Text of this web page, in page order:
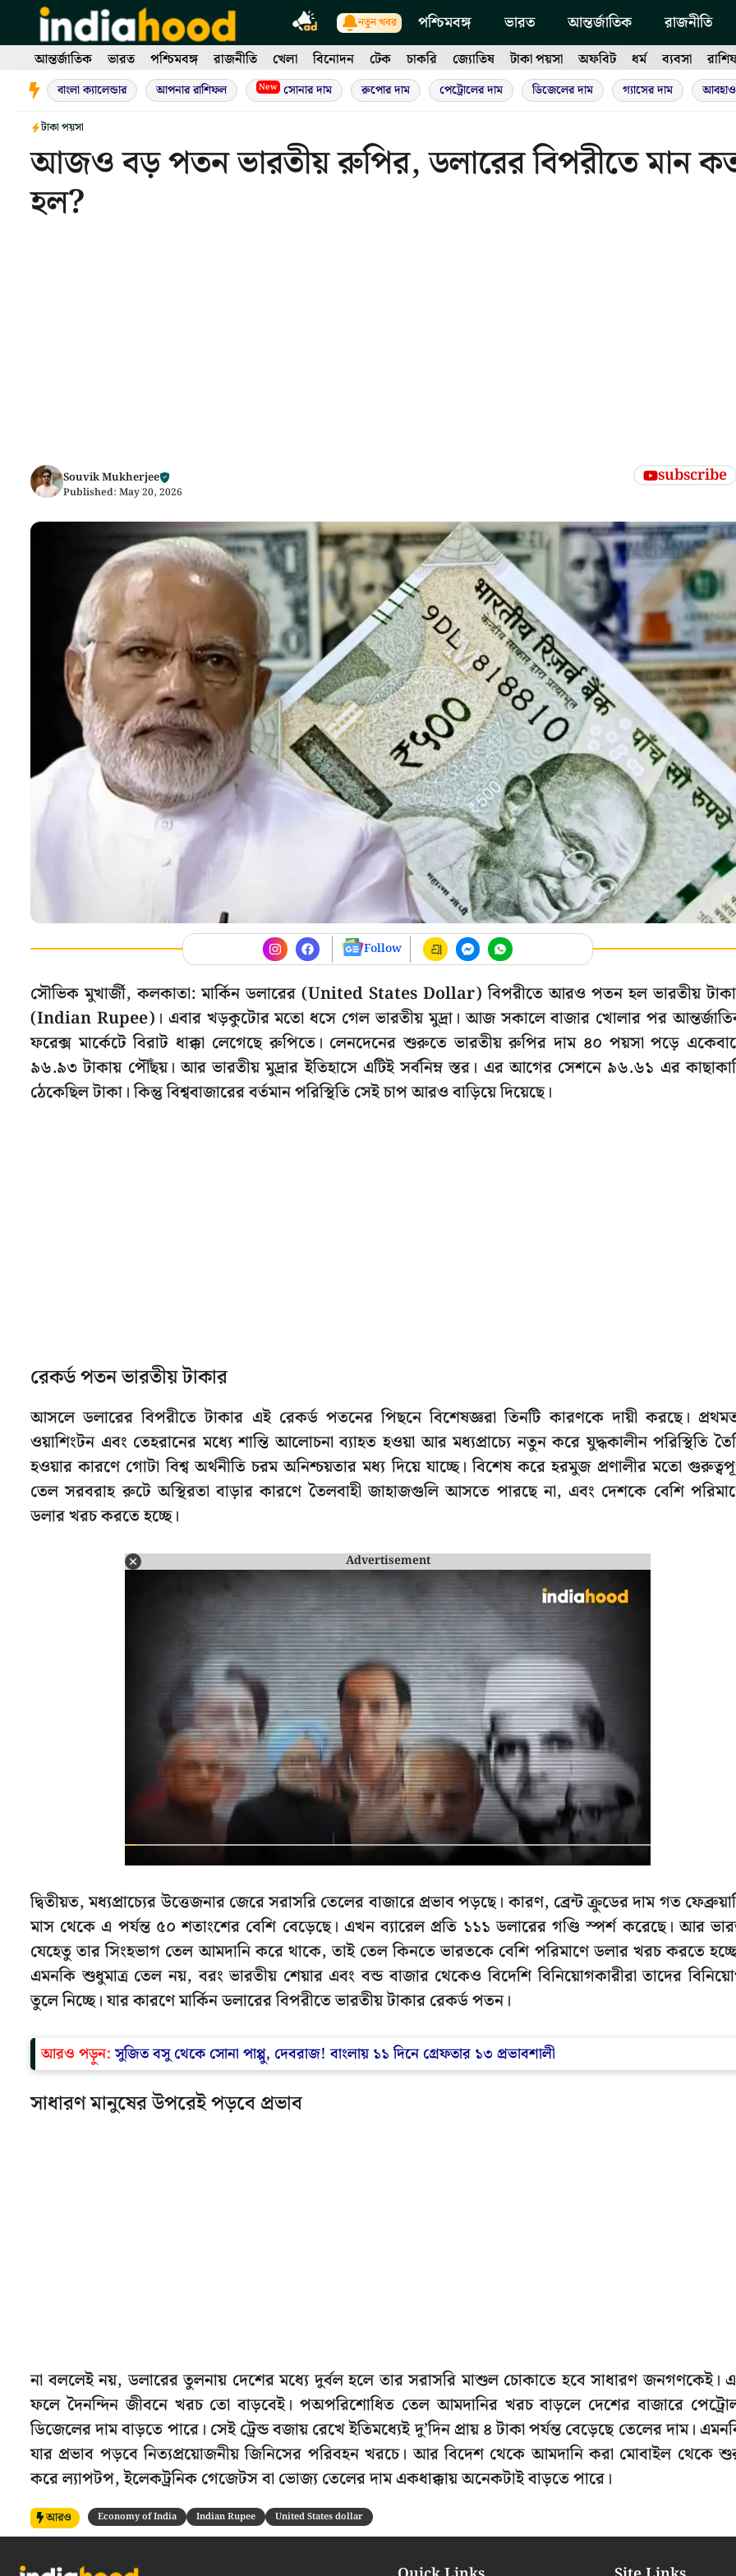
content
নতুন খবর পশ্চিমবঙ্গ ভারত আন্তর্জাতিক রাজনীতি
আন্তর্জাতিক ভারত পশ্চিমবঙ্গ রাজনীতি খেলা বিনোদন টেক চাকরি জ্যোতিষ টাকা পয়সা অফবিট ধর্ম ব্যবসা
বাংলা ক্যালেন্ডার আপনার রাশিফল New সোনার দাম রুপোর দাম পেট্রোলের দাম ডিজেলের দাম গ্যাসের দাম
টাকা পয়সা
আজও বড় পতন ভারতীয় রুপির, ডলারের বিপরীতে মান
হল?
Souvik Mukherjee
Published: May 20, 2026
subscribe
Follow
সৌভিক মুখার্জী, কলকাতা: মার্কিন ডলারের (United States Dollar) বিপরীতে আরও পতন হল ভারতীয়
(Indian Rupee)। এবার খড়কুটোর মতো ধসে গেল ভারতীয় মুদ্রা। আজ সকালে বাজার খোলার পর
ফরেক্স মার্কেটে বিরাট ধাক্কা লেগেছে রুপিতে। লেনদেনের শুরুতে ভারতীয় রুপির দাম ৪০ পয়সা পড়ে
৯৬.৯৩ টাকায় পৌঁছয়। আর ভারতীয় মুদ্রার ইতিহাসে এটিই সর্বনিম্ন স্তর। এর আগের সেশনে ৯৬.৬১ এর
ঠেকেছিল টাকা। কিন্তু বিশ্ববাজারের বর্তমান পরিস্থিতি সেই চাপ আরও বাড়িয়ে দিয়েছে।
রেকর্ড পতন ভারতীয় টাকার
আসলে ডলারের বিপরীতে টাকার এই রেকর্ড পতনের পিছনে বিশেষজ্ঞরা তিনটি কারণকে দায়ী করছে।
ওয়াশিংটন এবং তেহরানের মধ্যে শান্তি আলোচনা ব্যাহত হওয়া আর মধ্যপ্রাচ্যে নতুন করে যুদ্ধকালীন পরিস্থিতি
হওয়ার কারণে গোটা বিশ্ব অর্থনীতি চরম অনিশ্চয়তার মধ্য দিয়ে যাচ্ছে। বিশেষ করে হরমুজ প্রণালীর মতো
তেল সরবরাহ রুটে অস্থিরতা বাড়ার কারণে তৈলবাহী জাহাজগুলি আসতে পারছে না, এবং দেশকে বেশি
ডলার খরচ করতে হচ্ছে।
Advertisement
দ্বিতীয়ত, মধ্যপ্রাচ্যের উত্তেজনার জেরে সরাসরি তেলের বাজারে প্রভাব পড়ছে। কারণ, ব্রেন্ট ক্রুডের দাম গত
মাস থেকে এ পর্যন্ত ৫০ শতাংশের বেশি বেড়েছে। এখন ব্যারেল প্রতি ১১১ ডলারের গণ্ডি স্পর্শ করেছে। আর
যেহেতু তার সিংহভাগ তেল আমদানি করে থাকে, তাই তেল কিনতে ভারতকে বেশি পরিমাণে ডলার খরচ করতে
এমনকি শুধুমাত্র তেল নয়, বরং ভারতীয় শেয়ার এবং বন্ড বাজার থেকেও বিদেশি বিনিয়োগকারীরা তাদের
তুলে নিচ্ছে। যার কারণে মার্কিন ডলারের বিপরীতে ভারতীয় টাকার রেকর্ড পতন।
আরও পড়ুন:সুজিত বসু থেকে সোনা পাপ্পু, দেবরাজ! বাংলায় ১১ দিনে গ্রেফতার ১৩ প্রভাবশালী
সাধারণ মানুষের উপরেই পড়বে প্রভাব
না বললেই নয়, ডলারের তুলনায় দেশের মধ্যে দুর্বল হলে তার সরাসরি মাশুল চোকাতে হবে সাধারণ জনগণকেই।
ফলে দৈনন্দিন জীবনে খরচ তো বাড়বেই। পঅপরিশোধিত তেল আমদানির খরচ বাড়লে দেশের বাজারে
ডিজেলের দাম বাড়তে পারে। সেই ট্রেন্ড বজায় রেখে ইতিমধ্যেই দু’দিন প্রায় ৪ টাকা পর্যন্ত বেড়েছে তেলের দাম।
যার প্রভাব পড়বে নিত্যপ্রয়োজনীয় জিনিসের পরিবহন খরচে। আর বিদেশ থেকে আমদানি করা মোবাইল থেকে
করে ল্যাপটপ, ইলেকট্রনিক গেজেটস বা ভোজ্য তেলের দাম একধাক্কায় অনেকটাই বাড়তে পারে।
আরও Economy of India Indian Rupee United States dollar